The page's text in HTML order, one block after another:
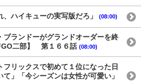
、ハイキューの実写版だろ」 (08:00)
ブランドーがグランドオーダーを終
二部】 第１６６話 (08:00)
フリックスで初めて１位になった日
」「今シーズンは女性が可愛い」